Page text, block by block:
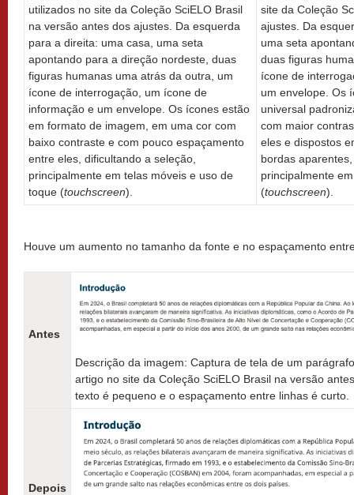
utilizados no site da Coleção SciELO Brasil
na versão antes dos ajustes. Da esquerda
para a direita: uma casa, uma seta
apontando para a direção nordeste, duas
figuras humanas uma atrás da outra, um
ícone de interrogação, um ícone de
informação e um envelope. Os ícones estão
em formato de imagem, em uma cor com
baixo contraste e com pouco espaçamento
entre eles, dificultando a seleção,
principalmente em telas móveis e uso de
toque (touchscreen).
site da Coleção
ajustes. Da
uma seta
duas figuras
ícone de
um envelope. Os
universal
com maior
eles e dispostos
bordas
principalmente
(touchscreen).
Houve um aumento no tamanho da fonte e no espaçamento
Antes
Descrição da imagem: Captura de tela de um
artigo no site da Coleção SciELO Brasil na versão
texto é pequeno e o espaçamento entre linhas é curto.
Depois